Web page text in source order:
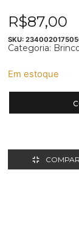
R$87,00
SKU:
Categoria:
Em estoque